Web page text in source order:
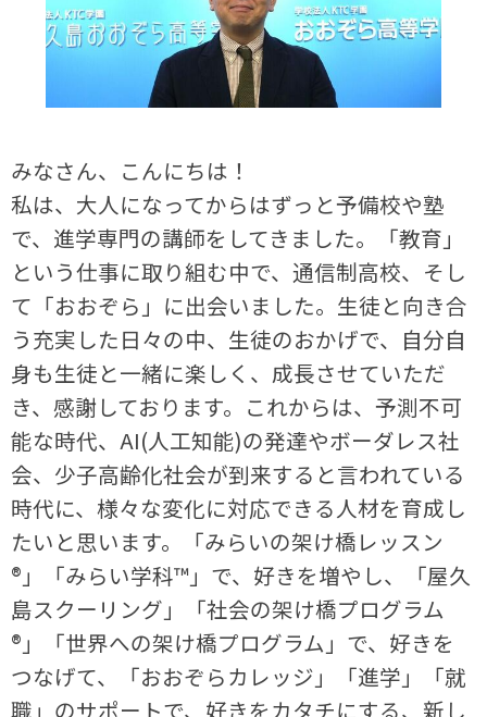
みなさん、こんにちは！
私は、大人になってからはずっと予備校や塾
で、進学専門の講師をしてきました。「教育」
という仕事に取り組む中で、通信制高校、そし
て「おおぞら」に出会いました。生徒と向き合
う充実した日々の中、生徒のおかげで、自分自
身も生徒と一緒に楽しく、成長させていただ
き、感謝しております。これからは、予測不可
能な時代、AI(人工知能)の発達やボーダレス社
会、少子高齢化社会が到来すると言われている
時代に、様々な変化に対応できる人材を育成し
たいと思います。「みらいの架け橋レッスン
®」「みらい学科™」で、好きを増やし、「屋久
島スクーリング」「社会の架け橋プログラム
®」「世界への架け橋プログラム」で、好きを
つなげて、「おおぞらカレッジ」「進学」「就
職」のサポートで、好きをカタチにする、新し